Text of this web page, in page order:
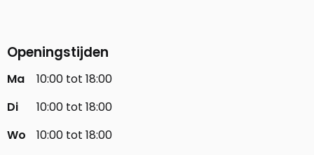
Openingstijden
Ma
10:00 tot 18:00
Di
10:00 tot 18:00
Wo
10:00 tot 18:00